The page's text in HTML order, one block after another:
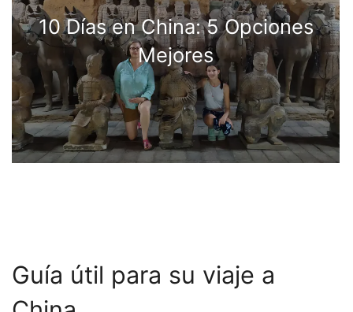
10 Días en China: 5 Opciones
Mejores
Guía útil para su viaje a